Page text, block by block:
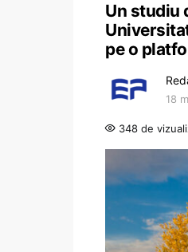
Un studiu
pe o
18
348 de